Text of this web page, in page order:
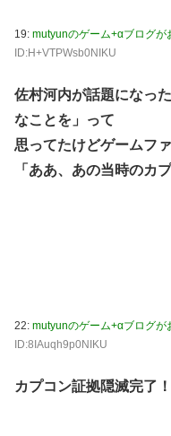
19: mutyunのゲーム+αブログが
ID:H+VTPWsb0NIKU
佐村河内が話題になっ
なことを」って
思ってたけどゲームフ
「ああ、あの当時のカ
22: mutyunのゲーム+αブログが
ID:8IAuqh9p0NIKU
カプコン証拠隠滅完了！